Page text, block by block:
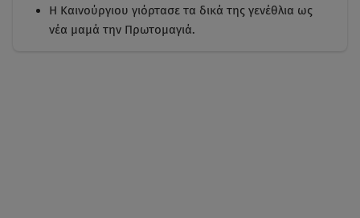
Η Καινούργιου γιόρτασε τα δικά της γενέθλια ως
νέα μαμά την Πρωτομαγιά.